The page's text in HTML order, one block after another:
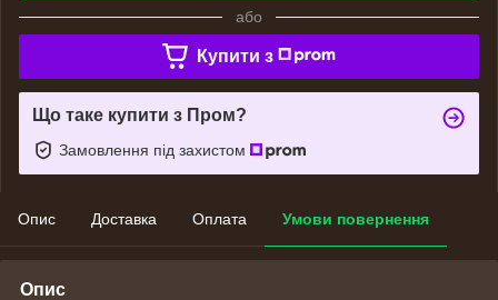
або
Купити з
Що таке купити з Пром?
Замовлення під захистом
Опис Доставка Оплата Умови повернення
Опис